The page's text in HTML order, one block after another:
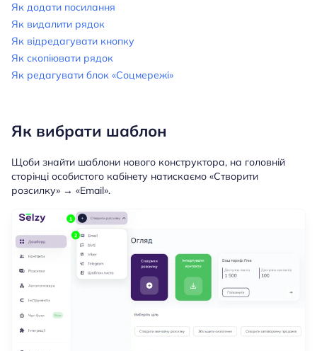
Як додати посилання
Як видалити рядок
Як відредагувати кнопку
Як скопіювати рядок
Як редагувати блок «Соцмережі»
Як вибрати шаблон
Щоби знайти шаблони нового конструктора, на головній
сторінці особистого кабінету натискаємо «Створити
розсилку» → «Email».